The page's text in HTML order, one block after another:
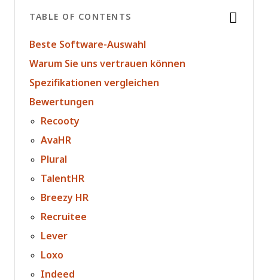
TABLE OF CONTENTS
Beste Software-Auswahl
Warum Sie uns vertrauen können
Spezifikationen vergleichen
Bewertungen
Recooty
AvaHR
Plural
TalentHR
Breezy HR
Recruitee
Lever
Loxo
Indeed